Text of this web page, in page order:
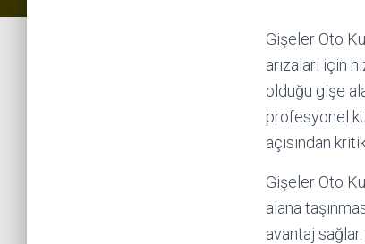
Gişeler Oto
arızaları için
olduğu gişe
profesyonel
açısından
Gişeler Oto
alana
avantaj sağlar.